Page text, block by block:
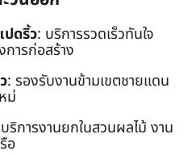
ปดริ้ว: บริการรวดเร็วทันใจ
การก่อสร้าง
: รองรับงานข้ามเขตชายแดน
ม่
ริการงานยกในสวนผลไม้ งาน
อ